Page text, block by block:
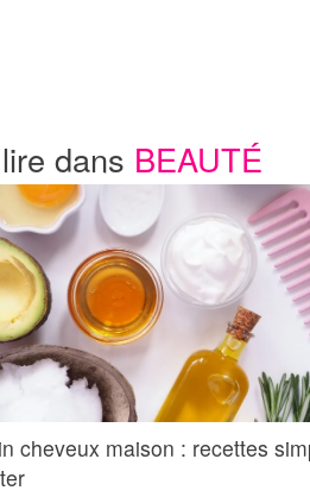
dans BEAUTÉ
cheveux maison : recettes